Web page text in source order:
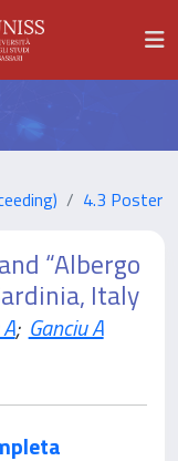
4.3 Poster
“Albergo
Italy
; Ganciu A